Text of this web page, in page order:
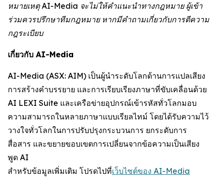
หมายเหตุ AI-Media จะไม่ให้คำแนะนำทางกฎหมาย ผู้เข้า
ร่วมควรปรึกษาทีมกฎหมาย หากมีคำถามเกี่ยวกับการตีความ
กฎระเบียบ
เกี่ยวกับ AI-Media
AI-Media (ASX: AIM) เป็นผู้นำระดับโลกด้านการแปลเสียง
การสร้างคำบรรยาย และการเรียบเรียงภาษาที่ขับเคลื่อนด้วย
AI LEXI Suite และเครือข่ายอุปกรณ์เข้ารหัสทั่วโลกมอบ
ความสามารถในหลายภาษาแบบเรียลไทม์ โดยได้รับความไว้
วางใจทั่วโลกในการปรับปรุงกระบวนการ ยกระดับการ
สื่อสาร และขยายขอบเขตการเปลี่ยนจากข้อความเป็นเสียง
พูด AI
สำหรับข้อมูลเพิ่มเติม โปรดไปที่เว็บไซต์ของ AI-Media